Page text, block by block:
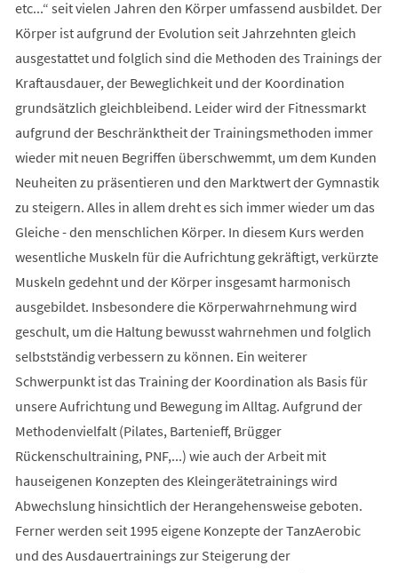
etc...“ seit vielen Jahren den Körper umfassend ausbildet. Der
Körper ist aufgrund der Evolution seit Jahrzehnten gleich
ausgestattet und folglich sind die Methoden des Trainings der
Kraftausdauer, der Beweglichkeit und der Koordination
grundsätzlich gleichbleibend. Leider wird der Fitnessmarkt
aufgrund der Beschränktheit der Trainingsmethoden immer
wieder mit neuen Begriffen überschwemmt, um dem Kunden
Neuheiten zu präsentieren und den Marktwert der Gymnastik
zu steigern. Alles in allem dreht es sich immer wieder um das
Gleiche - den menschlichen Körper. In diesem Kurs werden
wesentliche Muskeln für die Aufrichtung gekräftigt, verkürzte
Muskeln gedehnt und der Körper insgesamt harmonisch
ausgebildet. Insbesondere die Körperwahrnehmung wird
geschult, um die Haltung bewusst wahrnehmen und folglich
selbstständig verbessern zu können. Ein weiterer
Schwerpunkt ist das Training der Koordination als Basis für
unsere Aufrichtung und Bewegung im Alltag. Aufgrund der
Methodenvielfalt (Pilates, Bartenieff, Brügger
Rückenschultraining, PNF,...) wie auch der Arbeit mit
hauseigenen Konzepten des Kleingerätetrainings wird
Abwechslung hinsichtlich der Herangehensweise geboten.
Ferner werden seit 1995 eigene Konzepte der TanzAerobic
und des Ausdauertrainings zur Steigerung der